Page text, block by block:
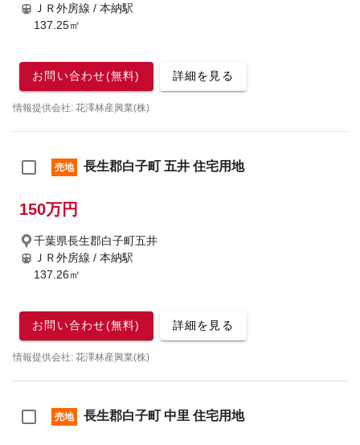
ＪＲ外房線 / 本納駅
137.25㎡
お問い合わせ(無料) 詳細を見る
情報提供会社: 花澤林産興業(株)
売地 長生郡白子町 五井 住宅用地
150万円
千葉県長生郡白子町五井
ＪＲ外房線 / 本納駅
137.26㎡
お問い合わせ(無料) 詳細を見る
情報提供会社: 花澤林産興業(株)
売地 長生郡白子町 中里 住宅用地